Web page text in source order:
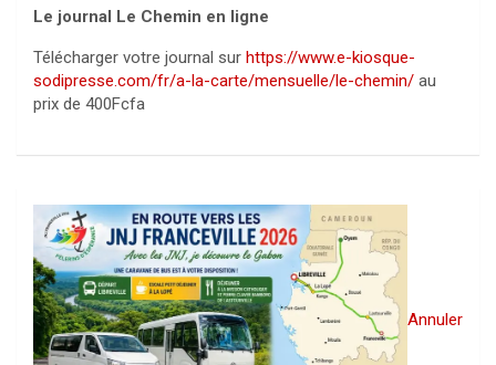
Le journal Le Chemin en ligne
Télécharger votre journal sur https://www.e-kiosque-
sodipresse.com/fr/a-la-carte/mensuelle/le-chemin/ au
prix de 400Fcfa
Annuler